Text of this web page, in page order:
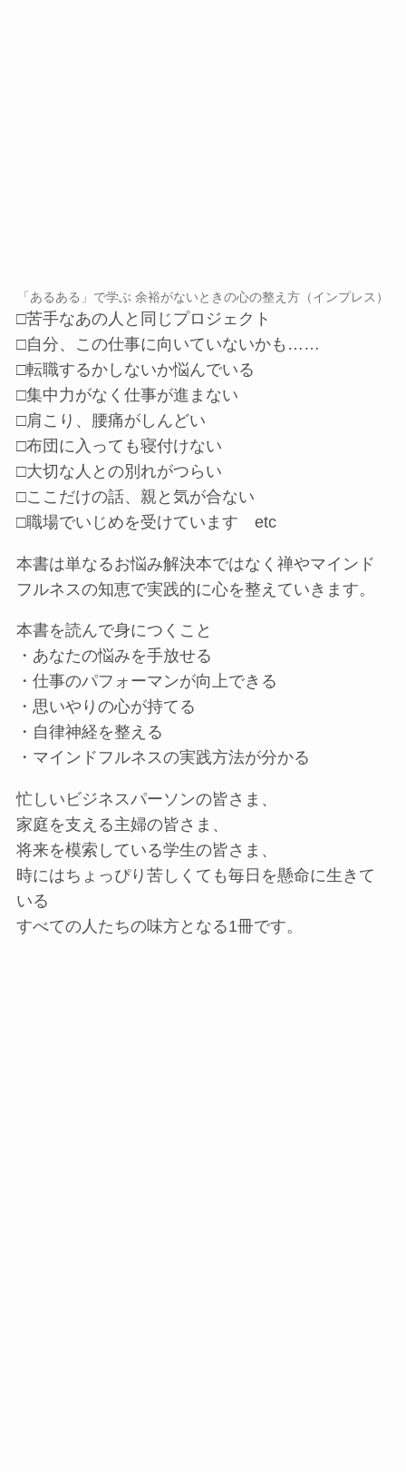
「あるある」で学ぶ 余裕がないときの心の整え方（インプレス）
□苦手なあの人と同じプロジェクト
□自分、この仕事に向いていないかも……
□転職するかしないか悩んでいる
□集中力がなく仕事が進まない
□肩こり、腰痛がしんどい
□布団に入っても寝付けない
□大切な人との別れがつらい
□ここだけの話、親と気が合ない
□職場でいじめを受けています etc
本書は単なるお悩み解決本ではなく禅やマインド
フルネスの知恵で実践的に心を整えていきます。
本書を読んで身につくこと
・あなたの悩みを手放せる
・仕事のパフォーマンが向上できる
・思いやりの心が持てる
・自律神経を整える
・マインドフルネスの実践方法が分かる
忙しいビジネスパーソンの皆さま、
家庭を支える主婦の皆さま、
将来を模索している学生の皆さま、
時にはちょっぴり苦しくても毎日を懸命に生きて
いる
すべての人たちの味方となる1冊です。